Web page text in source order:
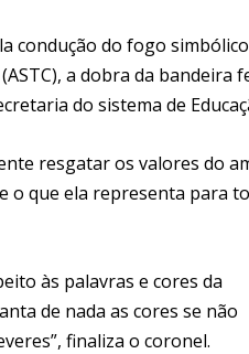
condução do fogo simbólico
a dobra da bandeira
do sistema de
resgatar os valores do
o que ela representa para
às palavras e cores da
de nada as cores se não
finaliza o coronel.